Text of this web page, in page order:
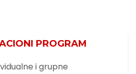
PROGRAM
i grupne